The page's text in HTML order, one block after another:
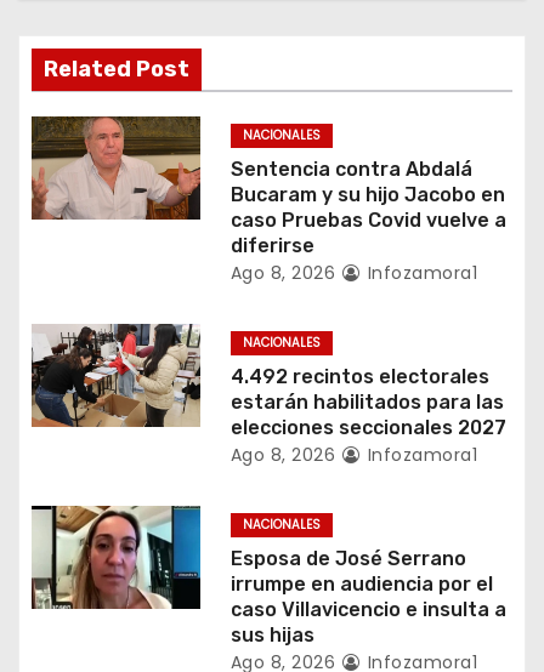
n
d
e
e
r
a
a
s
Related Post
NACIONALES
Sentencia contra Abdalá
Bucaram y su hijo Jacobo en
caso Pruebas Covid vuelve a
diferirse
Ago 8, 2026 Infozamora1
NACIONALES
4.492 recintos electorales
estarán habilitados para las
elecciones seccionales 2027
Ago 8, 2026 Infozamora1
NACIONALES
Esposa de José Serrano
irrumpe en audiencia por el
caso Villavicencio e insulta a
sus hijas
Ago 8, 2026 Infozamora1